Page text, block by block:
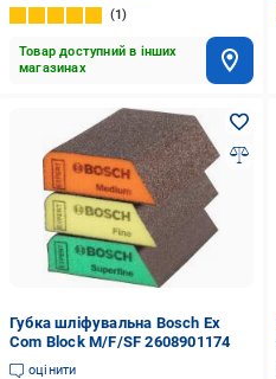
1
Товар доступний в інших
магазинах
Губка шліфувальна Bosch Ex
Com Block M/F/SF 2608901174
оцінити